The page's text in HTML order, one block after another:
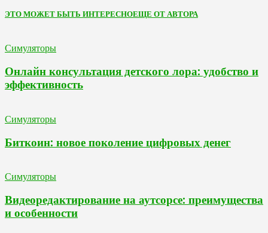
ЭТО МОЖЕТ БЫТЬ ИНТЕРЕСНОЕЩЕ ОТ АВТОРА
Симуляторы
Онлайн консультация детского лора: удобство и
эффективность
Симуляторы
Биткоин: новое поколение цифровых денег
Симуляторы
Видеоредактирование на аутсорсе: преимущества
и особенности